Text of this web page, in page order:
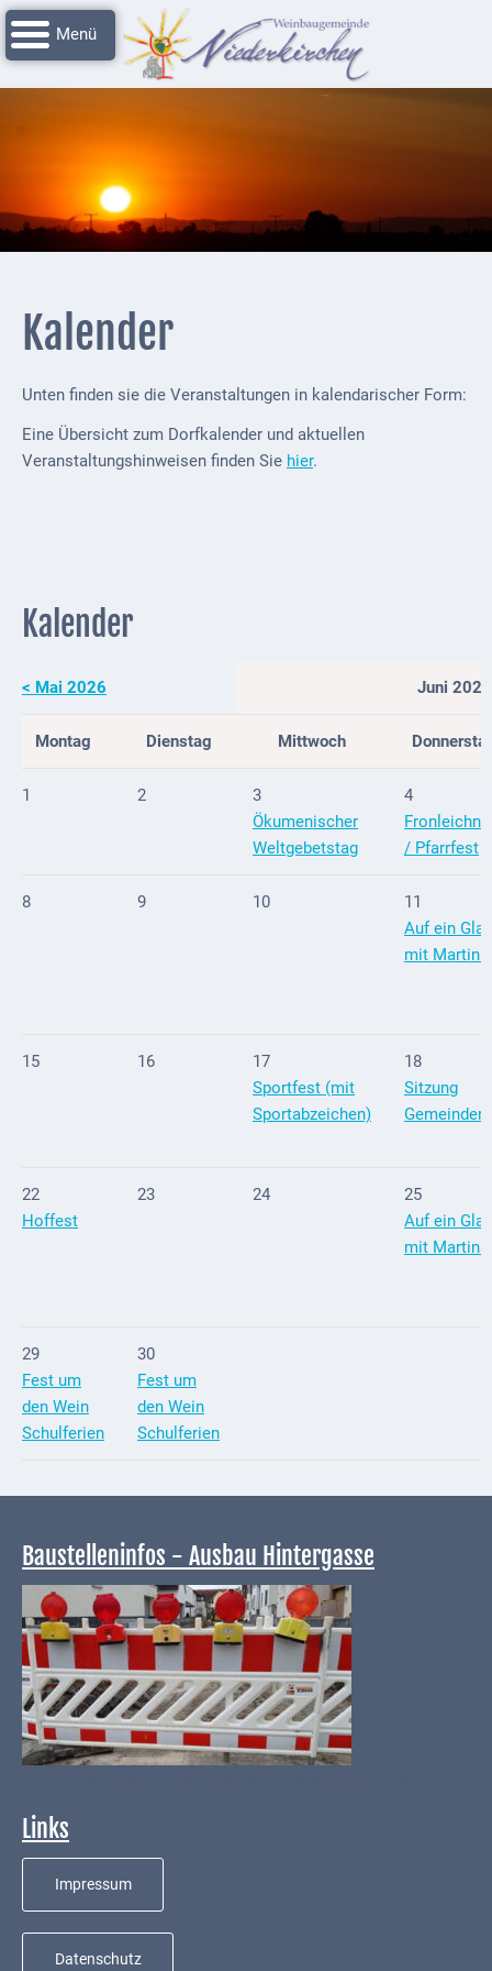
Navigation
überspringen
Startseite
Grussworte
Niederkirchen
Impressionen
Nachrichtenarchiv
Verbandsgemeinde
Polizei +
Infrastruktur
Versorgung
Baumaßnahmen
Abfallentsorgung
Telekommunikation
Notfallnummern
Media
Sitemap
Bau
Schwesternhaus
1906
Bürgerhospital
Deidesheim
Akten
ab
1907
Teilung
Gemarkungen
Kalender
Unten finden sie die Veranstaltungen in kalendarischer Form:
Eine Übersicht zum Dorfkalender und aktuellen
Veranstaltungshinweisen finden Sie hier.
Kalender
< Mai 2026 Juni 2026
Montag Dienstag Mittwoch
1 2
3
Ökumenischer
Weltgebetstag
4
/ Pfarrfest
8 9 10
11
Auf ein Glas
mit Martina
15 16
17
Sportfest (mit
Sportabzeichen)
18
Sitzung
22
Hoffest
23 24
25
Auf ein Glas
mit Martina
29
Fest um
den Wein
Schulferien
30
Fest um
den Wein
Schulferien
Baustelleninfos - Ausbau Hintergasse
Links
Impressum
Datenschutz